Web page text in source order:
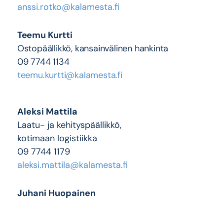
Teemu Kurtti
Ostopäällikkö, kansainvälinen hankinta
09 7744 1134
teemu.kurtti@kalamesta.fi
anssi.rotko@kalamesta.fi
Juhani Huopainen
Aleksi Mattila
Laatu- ja kehityspäällikkö,
kotimaan logistiikka
09 7744 1179
aleksi.mattila@kalamesta.fi